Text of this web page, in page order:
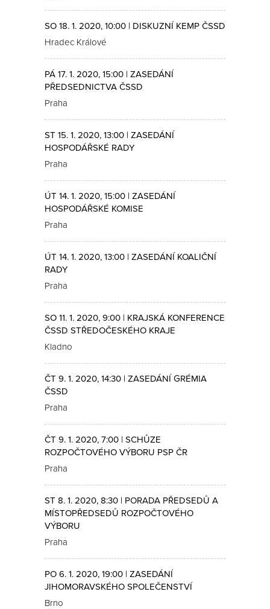
SO 18. 1. 2020, 10:00 | DISKUZNÍ KEMP ČSSD
Hradec Králové
PÁ 17. 1. 2020, 15:00 | ZASEDÁNÍ
PŘEDSEDNICTVA ČSSD
Praha
ST 15. 1. 2020, 13:00 | ZASEDÁNÍ
HOSPODÁŘSKÉ RADY
Praha
ÚT 14. 1. 2020, 15:00 | ZASEDÁNÍ
HOSPODÁŘSKÉ KOMISE
Praha
ÚT 14. 1. 2020, 13:00 | ZASEDÁNÍ KOALIČNÍ
RADY
Praha
SO 11. 1. 2020, 9:00 | KRAJSKÁ KONFERENCE
ČSSD STŘEDOČESKÉHO KRAJE
Kladno
ČT 9. 1. 2020, 14:30 | ZASEDÁNÍ GRÉMIA
ČSSD
Praha
ČT 9. 1. 2020, 7:00 | SCHŮZE
ROZPOČTOVÉHO VÝBORU PSP ČR
Praha
ST 8. 1. 2020, 8:30 | PORADA PŘEDSEDŮ A
MÍSTOPŘEDSEDŮ ROZPOČTOVÉHO
VÝBORU
Praha
PO 6. 1. 2020, 19:00 | ZASEDÁNÍ
JIHOMORAVSKÉHO SPOLEČENSTVÍ
Brno